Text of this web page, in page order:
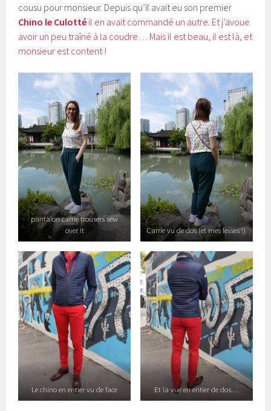
cousu pour monsieur. Depuis qu’il avait eu son premier
Chino le Culotté il en avait commandé un autre. Et j’avoue
avoir un peu traîné à la coudre… Mais il est beau, il est là, et
monsieur est content !
pantalon carrie trousers sew
over it
Carrie vu de dos (et mes fesses !)
Le chino en entier vu de face Et la vue en entier de dos…